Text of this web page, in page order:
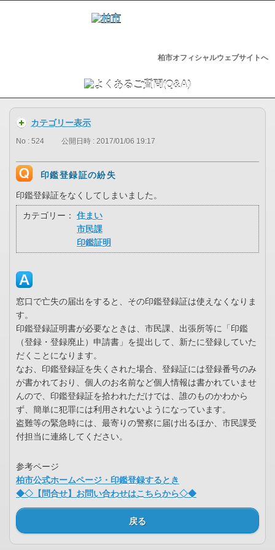
柏市オフィシャルウェブサイトへ
カテゴリー表示
No : 524 公開日時 : 2017/01/06 19:17
印鑑登録証の紛失
印鑑登録証をなくしてしまいました。
カテゴリー：
住まい
市民課
印鑑証明
窓口で亡失の届出をすると、その印鑑登録証は使えなくなりま
す。
印鑑登録証明書が必要なときは、市民課、出張所等に「印鑑
（登録・登録廃止）申請書」を提出して、新たに登録していた
だくことになります。
なお、印鑑登録証を失くされた場合、登録証には登録番号のみ
が書かれており、個人のお名前など個人情報は書かれていませ
んので、印鑑登録証を拾われただけでは、誰のものかわから
ず、簡単に犯罪には利用されないようになっています。
盗難等の緊急時には、最寄りの警察に届け出るほか、市民課受
付担当に連絡してください。
参考ページ
柏市公式ホームページ・印鑑登録するとき
◆◇【問合せ】お問い合わせはこちらから◇◆
戻る